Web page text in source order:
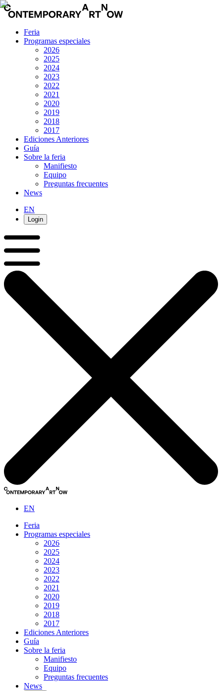
Feria
Programas especiales
2026
2025
2024
2023
2022
2021
2020
2019
2018
2017
Ediciones Anteriores
Guía
Sobre la feria
Manifiesto
Equipo
Preguntas frecuentes
News
EN
Login
EN
Feria
Programas especiales
2026
2025
2024
2023
2022
2021
2020
2019
2018
2017
Ediciones Anteriores
Guía
Sobre la feria
Manifiesto
Equipo
Preguntas frecuentes
News